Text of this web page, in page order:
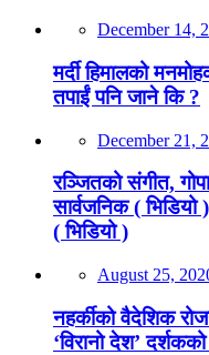
December 14,
मर्दी हिमालको
तपाईं पनि जाने कि ?
December 21,
रञ्जितको संगीत,
सार्वजनिक (
( भिडियो )
August 25,
नहर्कीको वैदेशिक
‘विरानो देश’ दर्शकको